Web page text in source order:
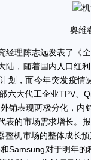
奥维睿
理陈志远发表了《全
陆，随着国内人口红
划，而今年突发疫
六大代工企业TPV、
销表现两极分化，内
表的市场需求增长。
整机市场的整体成长
Samsung对于明年